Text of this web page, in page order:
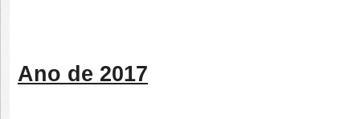
Ano de 2017